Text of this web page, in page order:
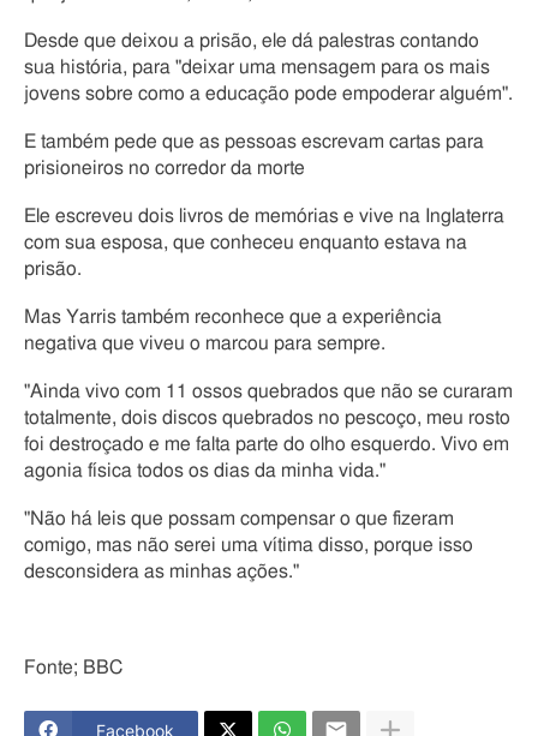
Desde que deixou a prisão, ele dá palestras contando
sua história, para "deixar uma mensagem para os mais
jovens sobre como a educação pode empoderar alguém".
E também pede que as pessoas escrevam cartas para
prisioneiros no corredor da morte
Ele escreveu dois livros de memórias e vive na Inglaterra
com sua esposa, que conheceu enquanto estava na
prisão.
Mas Yarris também reconhece que a experiência
negativa que viveu o marcou para sempre.
"Ainda vivo com 11 ossos quebrados que não se curaram
totalmente, dois discos quebrados no pescoço, meu rosto
foi destroçado e me falta parte do olho esquerdo. Vivo em
agonia física todos os dias da minha vida."
"Não há leis que possam compensar o que fizeram
comigo, mas não serei uma vítima disso, porque isso
desconsidera as minhas ações."
Fonte; BBC
Facebook